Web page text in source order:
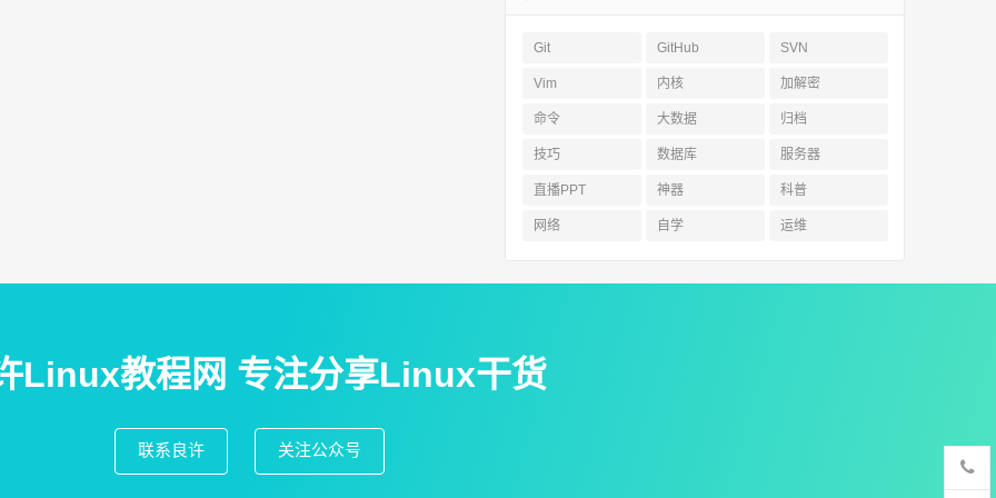
s/15Rc57kUXVYrCIRa5gqwV2Q 提取码: wypu
s/1S7-ITjINXDgXGwZHqzmLuw 提取码：f96t
Git GitHub SVN
Vim 内核 加解密
命令 大数据 归档
技巧 数据库 服务器
直播PPT 神器 科普
网络 自学 运维
Linux教程网 专注分享Linux干货
联系良许 关注公众号